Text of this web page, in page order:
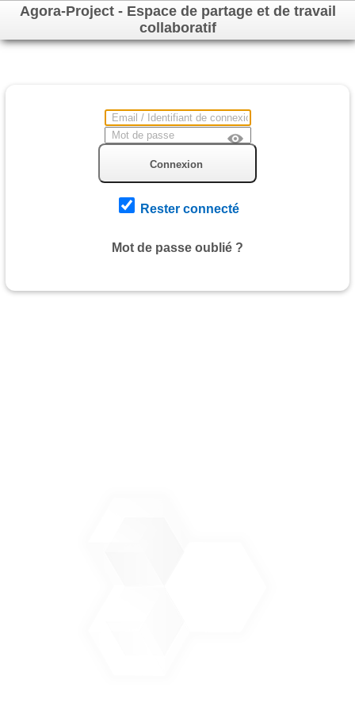
Agora-Project - Espace de partage et de travail
collaboratif
Connexion
Rester connecté
Mot de passe oublié ?